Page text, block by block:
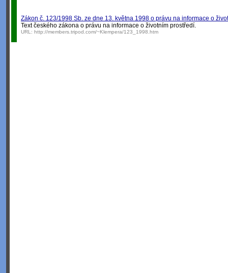
Zákon č. 123/1998 Sb. ze dne 13. května 1998 o právu na informace o
Text českého zákona o právu na informace o životním prostředí.
URL: http://members.tripod.com/~Klempera/123_1998.htm